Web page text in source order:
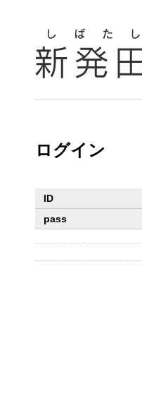
ログイン
ID
pass